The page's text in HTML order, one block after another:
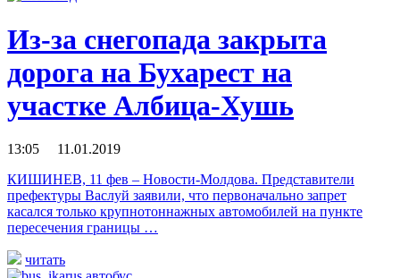
Из-за снегопада закрыта
дорога на Бухарест на
участке Албица-Хушь
13:05 11.01.2019
КИШИНЕВ, 11 фев – Новости-Молдова. Представители
префектуры Васлуй заявили, что первоначально запрет
касался только крупнотоннажных автомобилей на пункте
пересечения границы …
читать